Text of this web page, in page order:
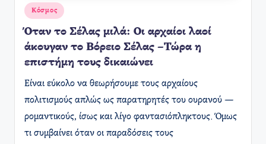
Αναρτήθηκε
σε
Κόσμος
Όταν το Σέλας μιλά: Οι αρχαίοι λαοί
άκουγαν το Βόρειο Σέλας –Τώρα η
επιστήμη τους δικαιώνει
Είναι εύκολο να θεωρήσουμε τους αρχαίους
πολιτισμούς απλώς ως παρατηρητές του ουρανού —
ρομαντικούς, ίσως και λίγο φαντασιόπληκτους. Όμως
τι συμβαίνει όταν οι παραδόσεις τους